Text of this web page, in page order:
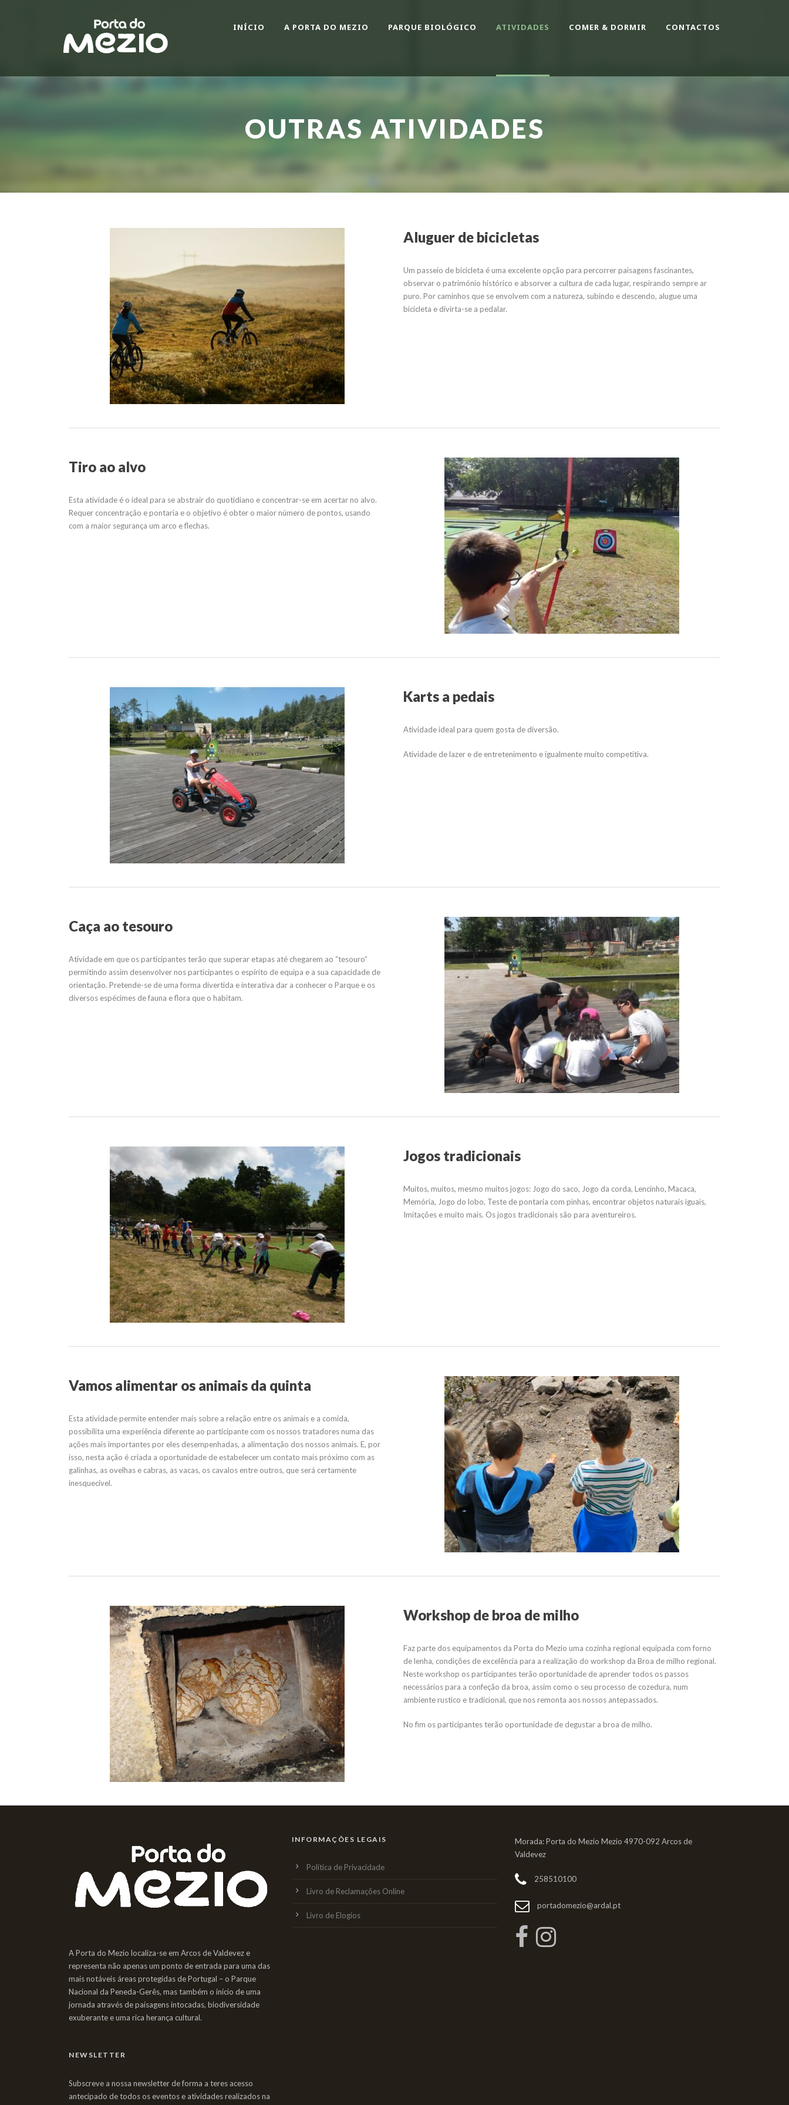
INÍCIO A PORTA DO MEZIO PARQUE BIOLÓGICO ATIVIDADES COMER & DORMIR CONTACTOS
OUTRAS ATIVIDADES
Aluguer de bicicletas
Um passeio de bicicleta é uma excelente opção para percorrer paisagens fascinantes,
observar o património histórico e absorver a cultura de cada lugar, respirando sempre ar
puro. Por caminhos que se envolvem com a natureza, subindo e descendo, alugue uma
bicicleta e divirta-se a pedalar.
Tiro ao alvo
Esta atividade é o ideal para se abstrair do quotidiano e concentrar-se em acertar no alvo.
Requer concentração e pontaria e o objetivo é obter o maior número de pontos, usando
com a maior segurança um arco e flechas.
Karts a pedais
Atividade ideal para quem gosta de diversão.
Atividade de lazer e de entretenimento e igualmente muito competitiva.
Caça ao tesouro
Atividade em que os participantes terão que superar etapas até chegarem ao “tesouro”
permitindo assim desenvolver nos participantes o espírito de equipa e a sua capacidade de
orientação. Pretende-se de uma forma divertida e interativa dar a conhecer o Parque e os
diversos espécimes de fauna e flora que o habitam.
Jogos tradicionais
Muitos, muitos, mesmo muitos jogos: Jogo do saco, Jogo da corda, Lencinho, Macaca,
Memória, Jogo do lobo, Teste de pontaria com pinhas, encontrar objetos naturais iguais,
Imitações e muito mais. Os jogos tradicionais são para aventureiros.
Vamos alimentar os animais da quinta
Esta atividade permite entender mais sobre a relação entre os animais e a comida,
possibilita uma experiência diferente ao participante com os nossos tratadores numa das
ações mais importantes por eles desempenhadas, a alimentação dos nossos animais. E, por
isso, nesta ação é criada a oportunidade de estabelecer um contato mais próximo com as
galinhas, as ovelhas e cabras, as vacas, os cavalos entre outros, que será certamente
inesquecível.
Workshop de broa de milho
Faz parte dos equipamentos da Porta do Mezio uma cozinha regional equipada com forno
de lenha, condições de excelência para a realização do workshop da Broa de milho regional.
Neste workshop os participantes terão oportunidade de aprender todos os passos
necessários para a confeção da broa, assim como o seu processo de cozedura, num
ambiente rustico e tradicional, que nos remonta aos nossos antepassados.
No fim os participantes terão oportunidade de degustar a broa de milho.
A Porta do Mezio localiza-se em Arcos de Valdevez e
representa não apenas um ponto de entrada para uma das
mais notáveis áreas protegidas de Portugal – o Parque
Nacional da Peneda-Gerês, mas também o início de uma
jornada através de paisagens intocadas, biodiversidade
exuberante e uma rica herança cultural.
NEWSLETTER
Subscreve a nossa newsletter de forma a teres acesso
antecipado de todos os eventos e atividades realizados na
INFORMAÇÕES LEGAIS
Política de Privacidade
Livro de Reclamações Online
Livro de Elogios
Morada: Porta do Mezio Mezio 4970-092 Arcos de
Valdevez
258510100
portadomezio@ardal.pt